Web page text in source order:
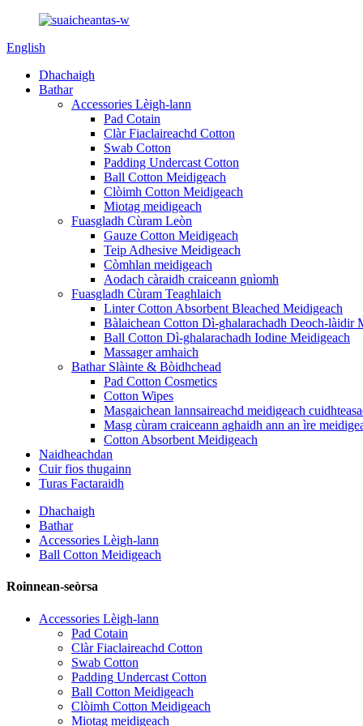
English
Dhachaigh
Bathar
Accessories Lèigh-lann
Pad Cotain
Clàr Fiaclaireachd Cotton
Swab Cotton
Padding Undercast Cotton
Ball Cotton Meidigeach
Clòimh Cotton Meidigeach
Miotag meidigeach
Fuasgladh Cùram Leòn
Gauze Cotton Meidigeach
Teip Adhesive Meidigeach
Còmhlan meidigeach
Aodach càraidh craiceann gnìomh
Fuasgladh Cùram Teaghlaich
Linter Cotton Absorbent Bleached Meidigeach
Bàlaichean Cotton Dì-ghalarachadh Deoch-làidir
Ball Cotton Dì-ghalarachadh Iodine Meidigeach
Massager amhaich
Bathar Slàinte & Bòidhchead
Pad Cotton Cosmetics
Cotton Wipes
Masgaichean lannsaireachd meidigeach
Masg cùram craiceann aghaidh ann an ìre
Cotton Absorbent Meidigeach
Naidheachdan
Cuir fios thugainn
Turas Factaraidh
Dhachaigh
Bathar
Accessories Lèigh-lann
Ball Cotton Meidigeach
Roinnean-seòrsa
Accessories Lèigh-lann
Pad Cotain
Clàr Fiaclaireachd Cotton
Swab Cotton
Padding Undercast Cotton
Ball Cotton Meidigeach
Clòimh Cotton Meidigeach
Miotag meidigeach